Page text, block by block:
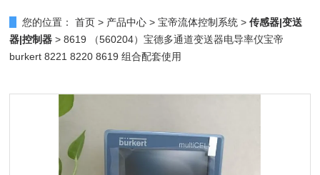
您的位置： 首页 > 产品中心 >宝帝流体控制系统 >传感器|变送
器|控制器 > 8619 （560204）宝德多通道变送器电导率仪宝帝
burkert 8221 8220 8619 组合配套使用